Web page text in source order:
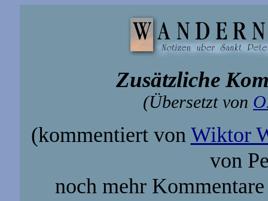
Zusätzliche
(Übersetzt von
(kommentiert von Wiktor
von
noch mehr